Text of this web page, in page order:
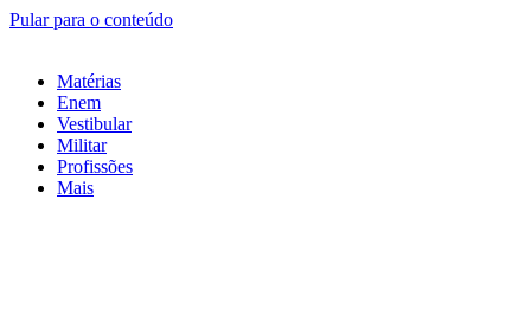
Pular para o conteúdo
Matérias
Enem
Vestibular
Militar
Profissões
Mais